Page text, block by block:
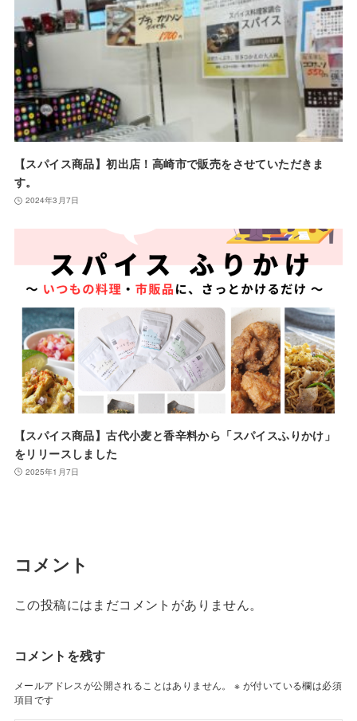
【スパイス商品】初出店！高崎市で販売をさせていただきま
す。
2024年3月7日
【スパイス商品】古代小麦と香辛料から「スパイスふりかけ」
をリリースしました
2025年1月7日
コメント
この投稿にはまだコメントがありません。
コメントを残す
メールアドレスが公開されることはありません。 ※ が付いている欄は必須
項目です